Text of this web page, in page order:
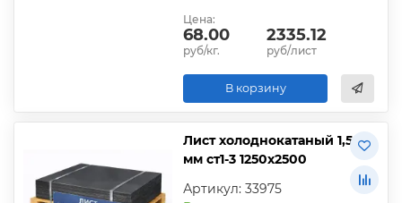
Цена:
68.00
руб/кг.
2335.12
руб/лист
В корзину
Лист холоднокатаный 1,5
мм ст1-3 1250х2500
Артикул: 33975